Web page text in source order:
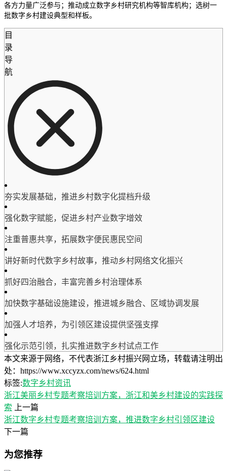
各方力量广泛参与；推动成立数字乡村研究机构等智库机构；选树一
批数字乡村建设典型和样板。
目
录
导
航
夯实发展基础，推进乡村数字化提档升级
强化数字赋能，促进乡村产业数字增效
注重普惠共享，拓展数字便民惠民空间
讲好新时代数字乡村故事，推动乡村网络文化振兴
抓好四治融合，丰富完善乡村治理体系
加快数字基础设施建设，推进城乡融合、区域协调发展
加强人才培养，为引领区建设提供坚强支撑
强化示范引领，扎实推进数字乡村试点工作
本文来源于网络，不代表浙江乡村振兴网立场，转载请注明出
处：https://www.xccyzx.com/news/624.html
标签:数字乡村资讯
浙江美丽乡村专题考察培训方案，浙江和美乡村建设的实践探
索
上一篇
浙江数字乡村专题考察培训方案，推进数字乡村引领区建设
下一篇
为您推荐